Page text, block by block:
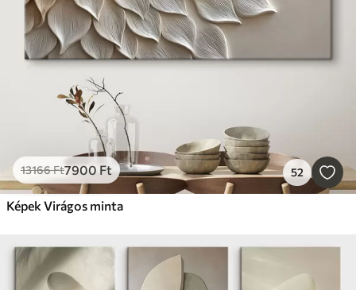
13166Ft7900 Ft 52
Képek Virágos minta